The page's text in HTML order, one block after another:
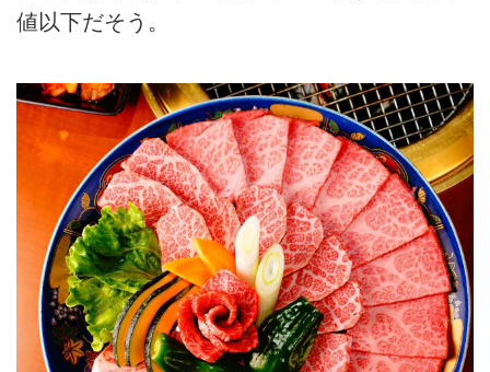
値以下だそう。